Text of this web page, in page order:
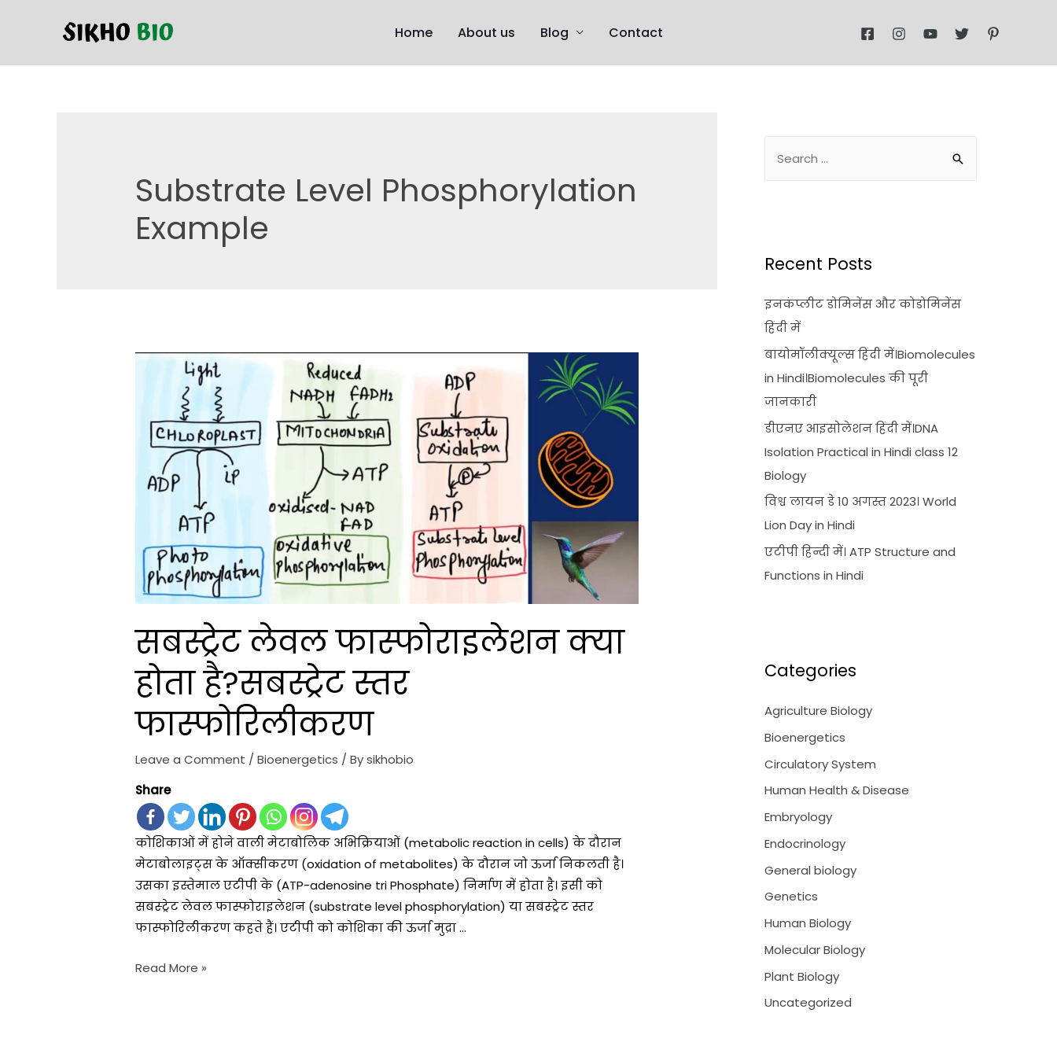
Home About us Blog Contact
Substrate Level Phosphorylation
Example
सबस्ट्रेट लेवल फास्फोराइलेशन क्या
होता है?सबस्ट्रेट स्तर
फास्फोरिलीकरण
Leave a Comment /Bioenergetics / Bysikhobio
Share
कोशिकाओं में होने वाली मेटाबोलिक अभिक्रियाओं (metabolic reaction in cells) के दौरान
मेटाबोलाइट्स के ऑक्सीकरण (oxidation of metabolites) के दौरान जो ऊर्जा निकलती है।
उसका इस्तेमाल एटीपी के (ATP-adenosine tri Phosphate) निर्माण में होता है। इसी को
सबस्ट्रेट लेवल फास्फोराइलेशन (substrate level phosphorylation) या सबस्ट्रेट स्तर
फास्फोरिलीकरण कहते हैं। एटीपी को कोशिका की ऊर्जा मुद्रा …
Read More »
Recent Posts
इनकंप्लीट डोमिनेंस और कोडोमिनेंस
हिंदी में
बायोमॉलीक्यूल्स हिंदी में।Biomolecules
in Hindi।Biomolecules की पूरी
जानकारी
डीएनए आइसोलेशन हिंदी में।DNA
Isolation Practical in Hindi class 12
Biology
विश्व लायन डे 10 अगस्त 2023। World
Lion Day in Hindi
एटीपी हिन्दी में। ATP Structure and
Functions in Hindi
Categories
Agriculture Biology
Bioenergetics
Circulatory System
Human Health & Disease
Embryology
Endocrinology
General biology
Genetics
Human Biology
Molecular Biology
Plant Biology
Uncategorized